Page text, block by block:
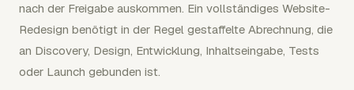
nach der Freigabe auskommen. Ein vollständiges Website-
Redesign benötigt in der Regel gestaffelte Abrechnung, die
an Discovery, Design, Entwicklung, Inhaltseingabe, Tests
oder Launch gebunden ist.